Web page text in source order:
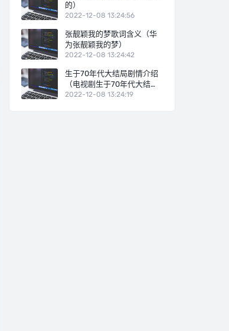
的）
2022-12-08 13:24:56
张靓颖我的梦歌词含义（华
为张靓颖我的梦）
2022-12-08 13:24:42
生于70年代大结局剧情介绍
（电视剧生于70年代大结
局）
2022-12-08 13:24:19